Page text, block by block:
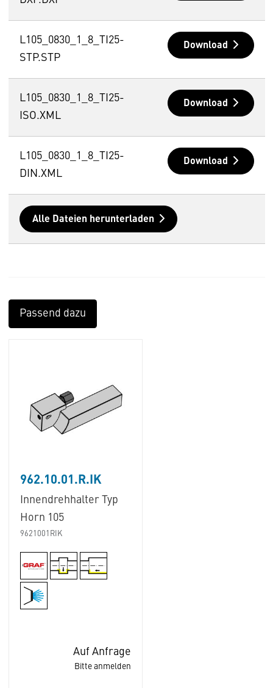
L105_0830_1_8_TI25-
STP.STP
Download
L105_0830_1_8_TI25-
ISO.XML
Download
L105_0830_1_8_TI25-
DIN.XML
Download
Alle Dateien herunterladen
Passend dazu
962.10.01.R.IK
Innendrehhalter Typ
Horn 105
9621001RIK
Auf Anfrage
Bitte anmelden